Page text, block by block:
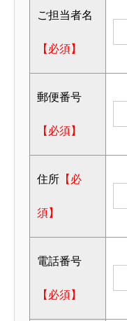
ご担当者名
【必須】
郵便番号
【必須】
住所 【必
須】
電話番号
【必須】